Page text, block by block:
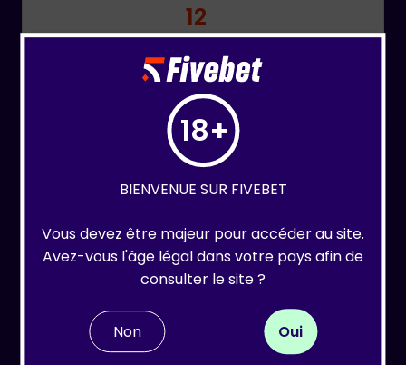
12
#07 Fish N' Swiss
Samedi
13
#08 Qualifier - SPS HIGH
ROLLER 'Win Your Seat @122K
chips' - CHF 170+30
Structure
18+
BIENVENUE SUR FIVEBET
Vous devez être majeur pour accéder au site.
Avez-vous l'âge légal dans votre pays afin de
consulter le site ?
Non Oui